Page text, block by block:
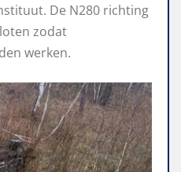
De N280 richting
zodat
werken.